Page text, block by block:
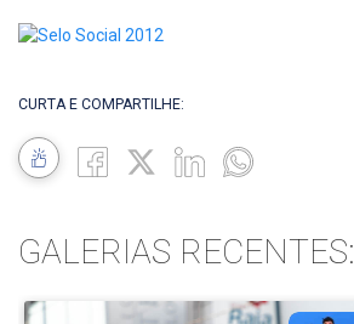
CURTA E COMPARTILHE:
GALERIAS RECENTES: